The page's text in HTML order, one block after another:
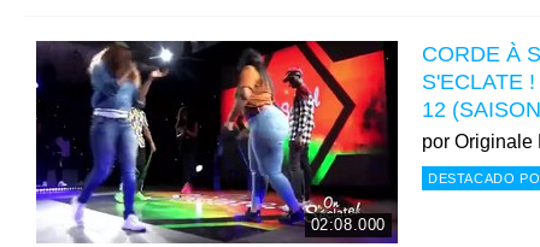
02:08.000
CORDE À
S'ECLATE
12
por Originale
DESTACADO